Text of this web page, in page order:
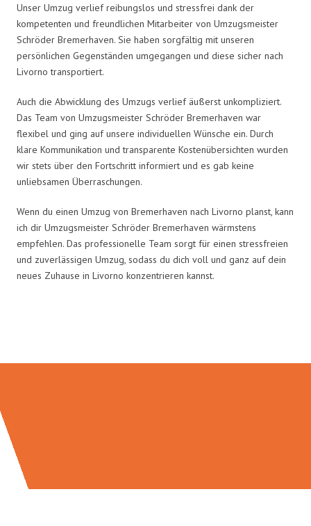
Unser Umzug verlief reibungslos und stressfrei dank der
kompetenten und freundlichen Mitarbeiter von Umzugsmeister
Schröder Bremerhaven. Sie haben sorgfältig mit unseren
persönlichen Gegenständen umgegangen und diese sicher nach
Livorno transportiert.
Auch die Abwicklung des Umzugs verlief äußerst unkompliziert.
Das Team von Umzugsmeister Schröder Bremerhaven war
flexibel und ging auf unsere individuellen Wünsche ein. Durch
klare Kommunikation und transparente Kostenübersichten wurden
wir stets über den Fortschritt informiert und es gab keine
unliebsamen Überraschungen.
Wenn du einen Umzug von Bremerhaven nach Livorno planst, kann
ich dir Umzugsmeister Schröder Bremerhaven wärmstens
empfehlen. Das professionelle Team sorgt für einen stressfreien
und zuverlässigen Umzug, sodass du dich voll und ganz auf dein
neues Zuhause in Livorno konzentrieren kannst.